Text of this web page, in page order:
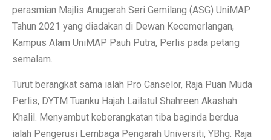
perasmian Majlis Anugerah Seri Gemilang (ASG) UniMAP
Tahun 2021 yang diadakan di Dewan Kecemerlangan,
Kampus Alam UniMAP Pauh Putra, Perlis pada petang
semalam.
Turut berangkat sama ialah Pro Canselor, Raja Puan Muda
Perlis, DYTM Tuanku Hajah Lailatul Shahreen Akashah
Khalil. Menyambut keberangkatan tiba baginda berdua
ialah Pengerusi Lembaga Pengarah Universiti, YBhg. Raja